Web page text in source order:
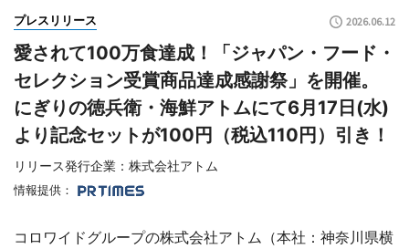
プレスリリース 2026.06.12
愛されて100万食達成！「ジャパン・フード・
セレクション受賞商品達成感謝祭」を開催。
にぎりの徳兵衛・海鮮アトムにて6月17日(水)
より記念セットが100円（税込110円）引き！
リリース発行企業：株式会社アトム
情報提供：
コロワイドグループの株式会社アトム（本社：神奈川県横